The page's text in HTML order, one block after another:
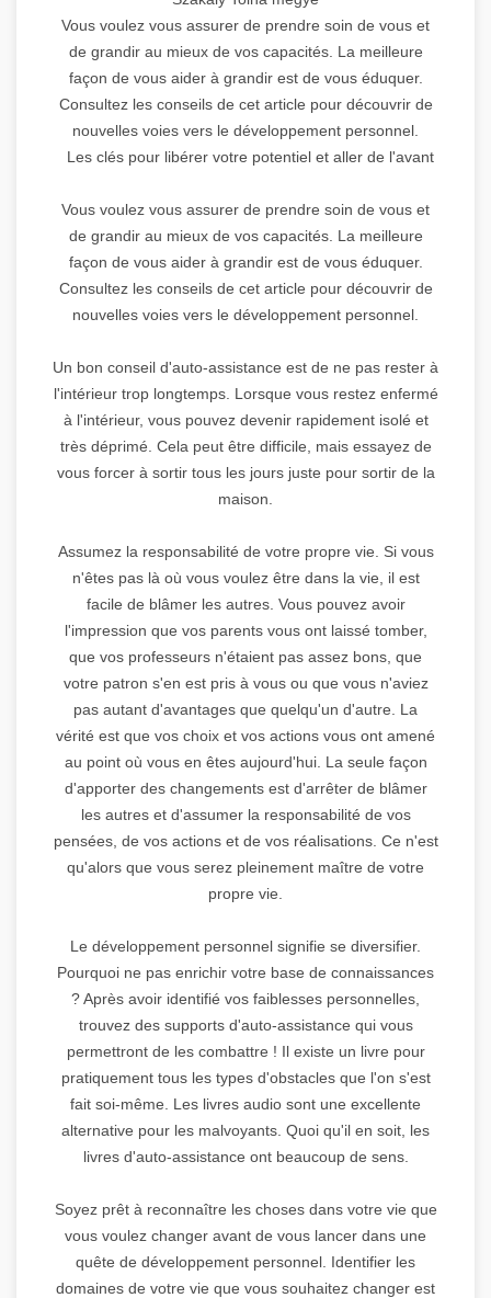
Vous voulez vous assurer de prendre soin de vous et
de grandir au mieux de vos capacités. La meilleure
façon de vous aider à grandir est de vous éduquer.
Consultez les conseils de cet article pour découvrir de
nouvelles voies vers le développement personnel.
Les clés pour libérer votre potentiel et aller de l'avant
Vous voulez vous assurer de prendre soin de vous et
de grandir au mieux de vos capacités. La meilleure
façon de vous aider à grandir est de vous éduquer.
Consultez les conseils de cet article pour découvrir de
nouvelles voies vers le développement personnel.
Un bon conseil d'auto-assistance est de ne pas rester à
l'intérieur trop longtemps. Lorsque vous restez enfermé
à l'intérieur, vous pouvez devenir rapidement isolé et
très déprimé. Cela peut être difficile, mais essayez de
vous forcer à sortir tous les jours juste pour sortir de la
maison.
Assumez la responsabilité de votre propre vie. Si vous
n'êtes pas là où vous voulez être dans la vie, il est
facile de blâmer les autres. Vous pouvez avoir
l'impression que vos parents vous ont laissé tomber,
que vos professeurs n'étaient pas assez bons, que
votre patron s'en est pris à vous ou que vous n'aviez
pas autant d'avantages que quelqu'un d'autre. La
vérité est que vos choix et vos actions vous ont amené
au point où vous en êtes aujourd'hui. La seule façon
d'apporter des changements est d'arrêter de blâmer
les autres et d'assumer la responsabilité de vos
pensées, de vos actions et de vos réalisations. Ce n'est
qu'alors que vous serez pleinement maître de votre
propre vie.
Le développement personnel signifie se diversifier.
Pourquoi ne pas enrichir votre base de connaissances
? Après avoir identifié vos faiblesses personnelles,
trouvez des supports d'auto-assistance qui vous
permettront de les combattre ! Il existe un livre pour
pratiquement tous les types d'obstacles que l'on s'est
fait soi-même. Les livres audio sont une excellente
alternative pour les malvoyants. Quoi qu'il en soit, les
livres d'auto-assistance ont beaucoup de sens.
Soyez prêt à reconnaître les choses dans votre vie que
vous voulez changer avant de vous lancer dans une
quête de développement personnel. Identifier les
domaines de votre vie que vous souhaitez changer est